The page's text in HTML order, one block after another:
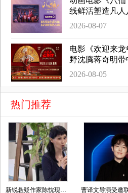
线鲜活塑造凡人
2026-08-07
电影《欢迎来
野沈腾蒋奇明
2026-08-05
热门推荐